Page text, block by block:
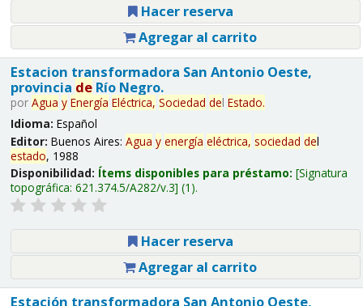
Hacer reserva
Agregar al carrito
Estacion transformadora San Antonio Oeste,
provincia deRío Negro.
por Agua y Energía Eléctrica, Sociedad del Estado.
Idioma: Español
Editor: Buenos Aires: Agua y energía eléctrica, sociedad del
estado, 1988
Disponibilidad: Ítems disponibles para préstamo: Signatura
topográfica: 621.374.5/A282/v.3 (1).
Hacer reserva
Agregar al carrito
Estación transformadora San Antonio Oeste,